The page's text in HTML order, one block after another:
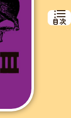
目次